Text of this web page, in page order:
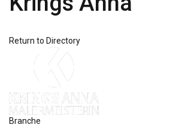
Return to Directory
Branche